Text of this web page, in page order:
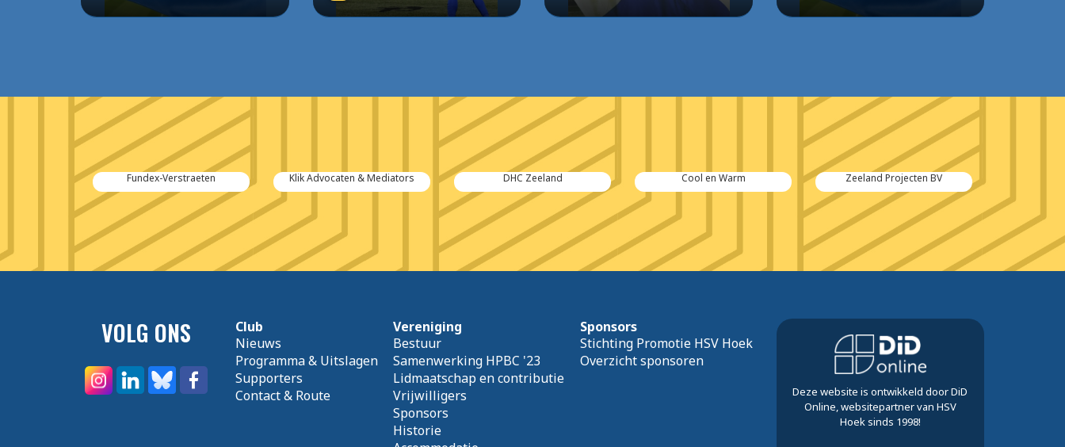
Fundex-Verstraeten Klik Advocaten & Mediators DHC Zeeland Cool en Warm Zeeland Projecten BV
VOLG ONS
Club
Nieuws
Programma & Uitslagen
Supporters
Contact & Route
Vereniging
Bestuur
Samenwerking HPBC '23
Lidmaatschap en contributie
Vrijwilligers
Sponsors
Historie
Sponsors
Stichting Promotie HSV Hoek
Overzicht sponsoren
Deze website is ontwikkeld door DiD
Online, websitepartner van HSV
Hoek sinds 1998!